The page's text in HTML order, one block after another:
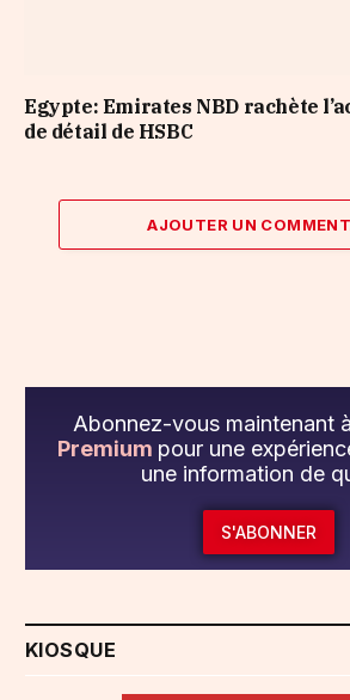
Egypte: Emirates NBD rachète
de détail de HSBC
AJOUTER UN
Abonnez-vous maintenant
Premium pour une
une information de
S'ABONNER
KIOSQUE